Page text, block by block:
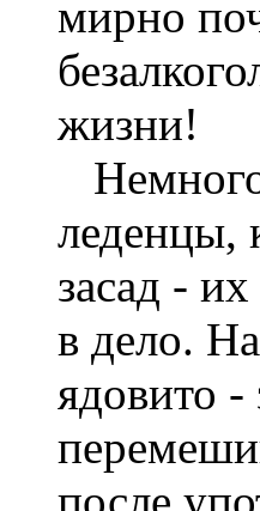
мирно
жизни!
леденцы,
засад -
в дело.
ядовито -